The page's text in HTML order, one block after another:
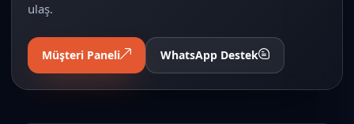
ulaş.
Müşteri Paneli WhatsApp Destek